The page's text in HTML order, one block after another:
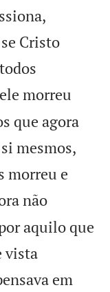
Cristo
morreu
que agora
mesmos,
morreu e
não
aquilo que
vista
em